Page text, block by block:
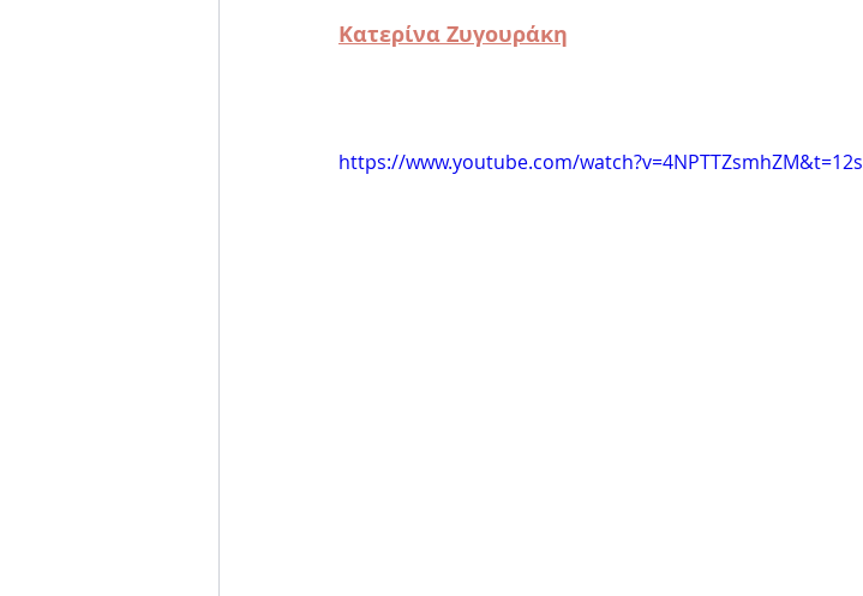
Κατερίνα Ζυγουράκη
https://www.youtube.com/watch?v=4NPTTZsmhZM&t=12s